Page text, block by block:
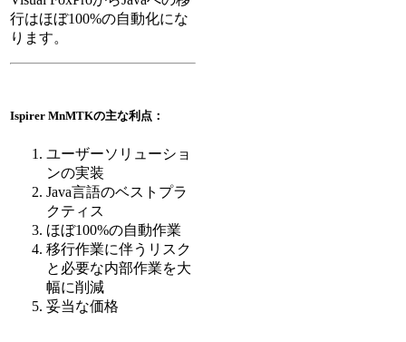
行はほぼ100%の自動化にな
ります。
Ispirer MnMTKの主な利点：
ユーザーソリューショ
ンの実装
Java言語のベストプラ
クティス
ほぼ100%の自動作業
移行作業に伴うリスク
と必要な内部作業を大
幅に削減
妥当な価格